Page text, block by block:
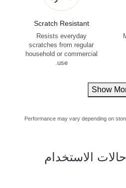
Scratch Resistant
Resists everyday
scratches from regular
household or commercial
use.
Show
Performance may vary depending on
حالات الاستخدام